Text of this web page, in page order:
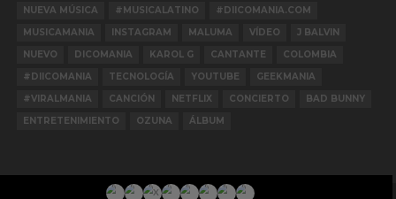
NUEVA MÚSICA
#MUSICALATINO
#DIICOMANIA.COM
MUSICAMANIA
INSTAGRAM MALUMA VÍDEO
J BALVIN
NUEVO
DICOMANIA KAROL G CANTANTE
COLOMBIA
#DIICOMANIA
TECNOLOGÍA YOUTUBE
GEEKMANIA
#VIRALMANIA
CANCIÓN NETFLIX CONCIERTO
BAD BUNNY
ENTRETENIMIENTO
OZUNA ÁLBUM